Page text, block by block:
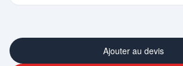
Ajouter au devis